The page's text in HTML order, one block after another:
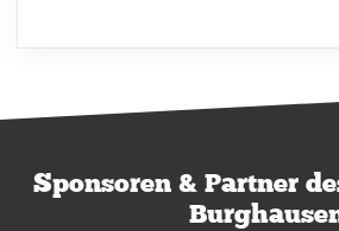
Sponsoren & Partner